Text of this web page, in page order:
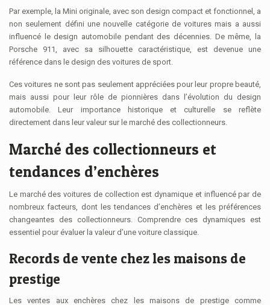
Par exemple, la Mini originale, avec son design compact et fonctionnel, a
non seulement défini une nouvelle catégorie de voitures mais a aussi
influencé le design automobile pendant des décennies. De même, la
Porsche 911, avec sa silhouette caractéristique, est devenue une
référence dans le design des voitures de sport.
Ces voitures ne sont pas seulement appréciées pour leur propre beauté,
mais aussi pour leur rôle de pionnières dans l’évolution du design
automobile. Leur importance historique et culturelle se reflète
directement dans leur valeur sur le marché des collectionneurs.
Marché des collectionneurs et
tendances d’enchères
Le marché des voitures de collection est dynamique et influencé par de
nombreux facteurs, dont les tendances d’enchères et les préférences
changeantes des collectionneurs. Comprendre ces dynamiques est
essentiel pour évaluer la valeur d’une voiture classique.
Records de vente chez les maisons de
prestige
Les ventes aux enchères chez les maisons de prestige comme